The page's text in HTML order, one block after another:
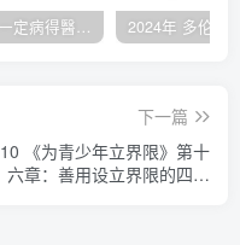
基督徒不一定病得醫治？寇紹恩牧師談基督徒的醫治與盼望
下一篇
10 《为青少年立界限》第十
六章：善用设立界限的四支